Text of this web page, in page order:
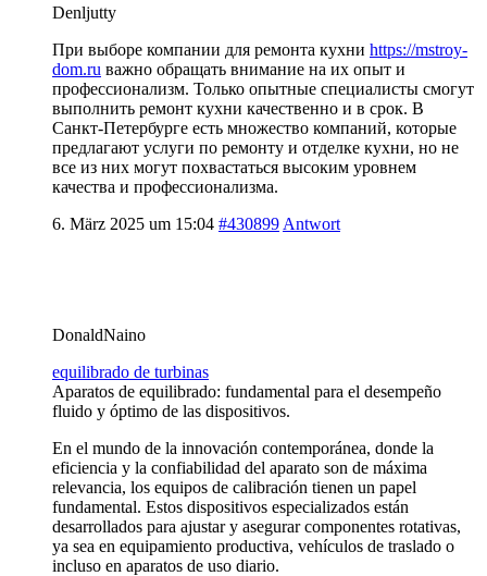
Denljutty
При выборе компании для ремонта кухни https://mstroy-
dom.ru важно обращать внимание на их опыт и
профессионализм. Только опытные специалисты смогут
выполнить ремонт кухни качественно и в срок. В
Санкт-Петербурге есть множество компаний, которые
предлагают услуги по ремонту и отделке кухни, но не
все из них могут похвастаться высоким уровнем
качества и профессионализма.
6. März 2025 um 15:04 #430899 Antwort
DonaldNaino
equilibrado de turbinas
Aparatos de equilibrado: fundamental para el desempeño
fluido y óptimo de las dispositivos.
En el mundo de la innovación contemporánea, donde la
eficiencia y la confiabilidad del aparato son de máxima
relevancia, los equipos de calibración tienen un papel
fundamental. Estos dispositivos especializados están
desarrollados para ajustar y asegurar componentes rotativas,
ya sea en equipamiento productiva, vehículos de traslado o
incluso en aparatos de uso diario.